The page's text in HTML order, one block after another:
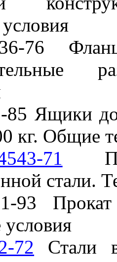
76
Ящики
кг. Общие
71
стали.
93 Прокат
72 Стали